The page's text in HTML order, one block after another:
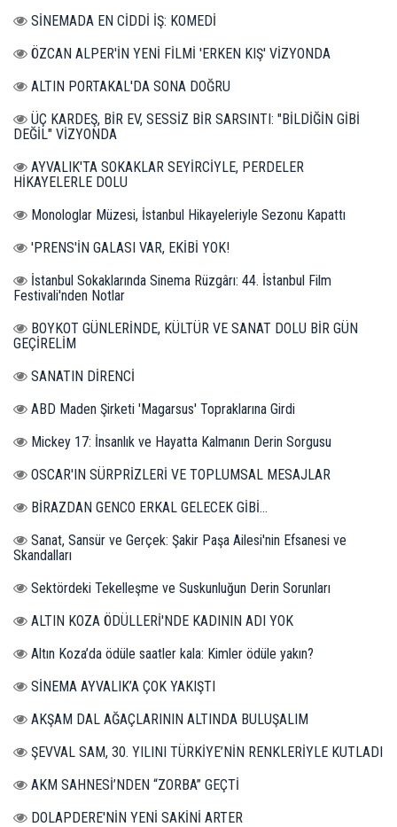
SİNEMADA EN CİDDİ İŞ: KOMEDİ
ÖZCAN ALPER'İN YENİ FİLMİ 'ERKEN KIŞ' VİZYONDA
ALTIN PORTAKAL'DA SONA DOĞRU
ÜÇ KARDEŞ, BİR EV, SESSİZ BİR SARSINTI: "BİLDİĞİN GİBİ
DEĞİL" VİZYONDA
AYVALIK'TA SOKAKLAR SEYİRCİYLE, PERDELER
HİKAYELERLE DOLU
Monologlar Müzesi, İstanbul Hikayeleriyle Sezonu Kapattı
'PRENS'İN GALASI VAR, EKİBİ YOK!
İstanbul Sokaklarında Sinema Rüzgârı: 44. İstanbul Film
Festivali'nden Notlar
BOYKOT GÜNLERİNDE, KÜLTÜR VE SANAT DOLU BİR GÜN
GEÇİRELİM
SANATIN DİRENCİ
ABD Maden Şirketi 'Magarsus' Topraklarına Girdi
Mickey 17: İnsanlık ve Hayatta Kalmanın Derin Sorgusu
OSCAR'IN SÜRPRİZLERİ VE TOPLUMSAL MESAJLAR
BİRAZDAN GENCO ERKAL GELECEK GİBİ...
Sanat, Sansür ve Gerçek: Şakir Paşa Ailesi'nin Efsanesi ve
Skandalları
Sektördeki Tekelleşme ve Suskunluğun Derin Sorunları
ALTIN KOZA ÖDÜLLERİ'NDE KADININ ADI YOK
Altın Koza’da ödüle saatler kala: Kimler ödüle yakın?
SİNEMA AYVALIK’A ÇOK YAKIŞTI
AKŞAM DAL AĞAÇLARININ ALTINDA BULUŞALIM
ŞEVVAL SAM, 30. YILINI TÜRKİYE’NİN RENKLERİYLE KUTLADI
AKM SAHNESİ’NDEN “ZORBA” GEÇTİ
DOLAPDERE'NİN YENİ SAKİNİ ARTER